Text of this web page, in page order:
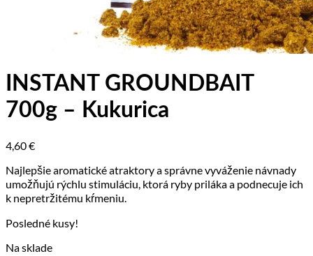
INSTANT GROUNDBAIT
700g – Kukurica
4,60€
Najlepšie aromatické atraktory a správne vyváženie návnady
umožňujú rýchlu stimuláciu, ktorá ryby priláka a podnecuje ich
k nepretržitému kŕmeniu.
Posledné kusy!
Na sklade